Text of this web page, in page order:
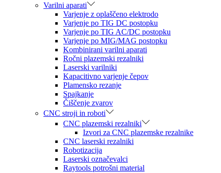
Varilni aparati
Varjenje z oplaščeno elektrodo
Varjenje po TIG DC postopku
Varjenje po TIG AC/DC postopku
Varjenje po MIG/MAG postopku
Kombinirani varilni aparati
Ročni plazemski rezalniki
Laserski varilniki
Kapacitivno varjenje čepov
Plamensko rezanje
Spajkanje
Čiščenje zvarov
CNC stroji in roboti
CNC plazemski rezalniki
Izvori za CNC plazemske rezalnike
CNC laserski rezalniki
Robotizacija
Laserski označevalci
Raytools potrošni material